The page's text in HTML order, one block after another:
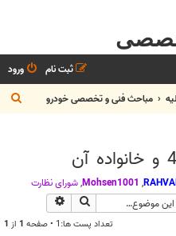
ورود
ثبت نام
مباحث فنی و تخصصی خودرو
س
,
Mohsen1001
,شوراي نظارت
جستجو
تعداد پست ها:1 • صفحه 1 از 1